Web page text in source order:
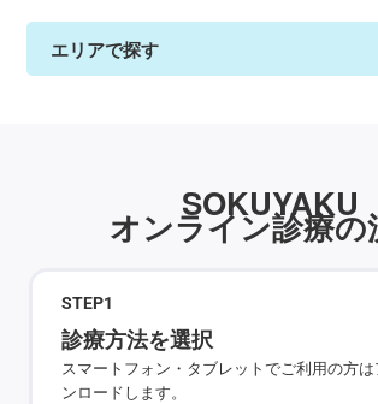
エリアで探す
SOKUYAKU
オンライン診療の
STEP1
診療方法を選択
スマートフォン・タブレットでご利用の方
ンロードします。